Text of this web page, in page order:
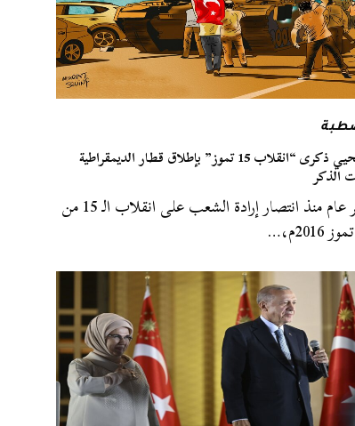
تركيا تحيي ذكرى “انقلاب 15 تموز” بإطلاق قطار الديمقراطية
الذكر
لا يمر عام منذ انتصار إرادة الشعب على انقلاب الـ 15 من
2016م،…